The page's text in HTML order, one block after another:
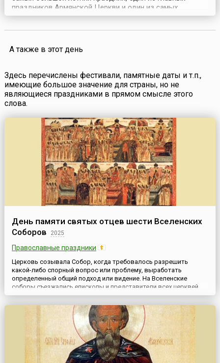
праздников Армянской Церкви и один из самых
любимых летних праздников в народе. Он отмечается на
Фавор. Согласно Библии, Иисус Христос с тремя
апостолами — Пет...
А также в этот день
Здесь перечислены фестивали, памятные даты и т.п.,
имеющие большое значение для страны, но не
являющиеся праздниками в прямом смысле этого
слова.
День памяти святых отцев шести Вселенских
Соборов
2025
Православные праздники
Церковь созывала Собор, когда требовалось разрешить
какой-либо спорный вопрос или проблему, выработать
определенный общий подход или видение. На Вселенские
соборы съезжались епископы и представители всех церквей.
Постановления, принятые на Соборе записывались в Книгу
Канонов (Правил) и впоследствии принимались церковью в
качестве учения.Предшественником Вселенских соборов стал
Апостольский соб...